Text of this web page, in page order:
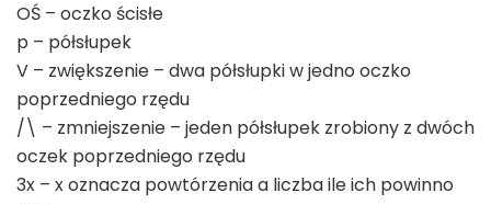
OŚ – oczko ścisłe
p – półsłupek
V – zwiększenie – dwa półsłupki w jedno oczko
poprzedniego rzędu
/\ – zmniejszenie – jeden półsłupek zrobiony z dwóch
oczek poprzedniego rzędu
3x – x oznacza powtórzenia a liczba ile ich powinno